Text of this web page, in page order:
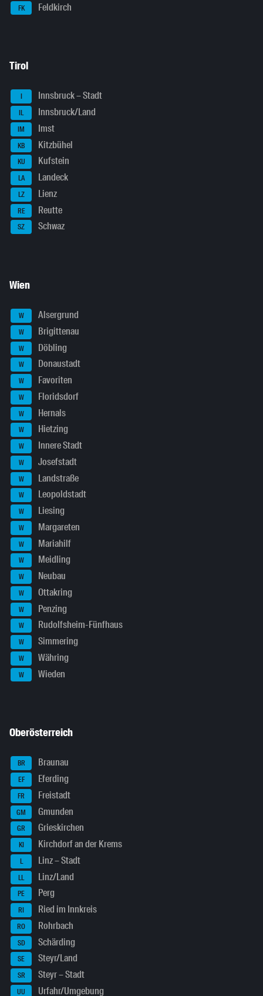
FK Feldkirch
Tirol
I Innsbruck – Stadt
IL Innsbruck/Land
IM Imst
KB Kitzbühel
KU Kufstein
LA Landeck
LZ Lienz
RE Reutte
SZ Schwaz
Wien
W Alsergrund
W Brigittenau
W Döbling
W Donaustadt
W Favoriten
W Floridsdorf
W Hernals
W Hietzing
W Innere Stadt
W Josefstadt
W Landstraße
W Leopoldstadt
W Liesing
W Margareten
W Mariahilf
W Meidling
W Neubau
W Ottakring
W Penzing
W Rudolfsheim-Fünfhaus
W Simmering
W Währing
W Wieden
Oberösterreich
BR Braunau
EF Eferding
FR Freistadt
GM Gmunden
GR Grieskirchen
KI Kirchdorf an der Krems
L Linz – Stadt
LL Linz/Land
PE Perg
RI Ried im Innkreis
RO Rohrbach
SD Schärding
SE Steyr/Land
SR Steyr – Stadt
UU Urfahr/Umgebung